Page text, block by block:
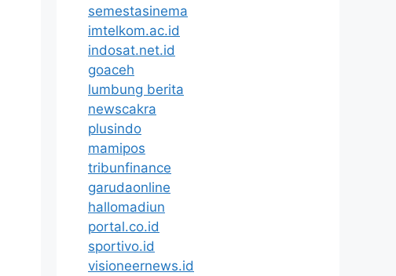
semestasinema
imtelkom.ac.id
indosat.net.id
goaceh
lumbung berita
newscakra
plusindo
mamipos
tribunfinance
garudaonline
hallomadiun
portal.co.id
sportivo.id
visioneernews.id